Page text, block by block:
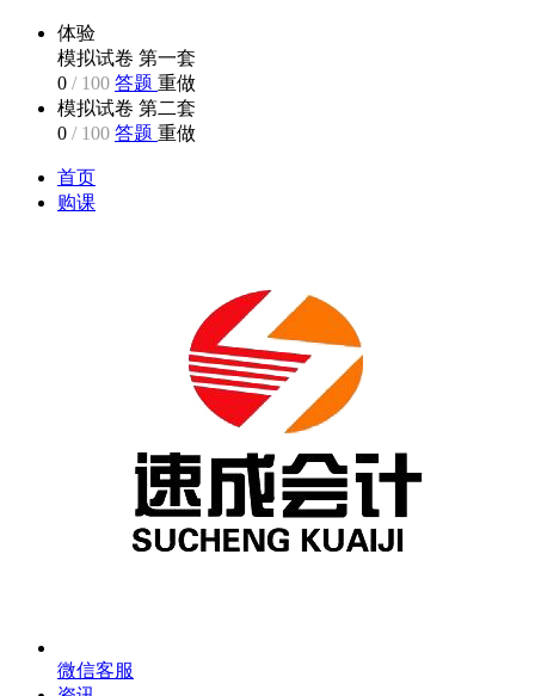
体验
模拟试卷 第一套
0 / 100 答题 重做
模拟试卷 第二套
0 / 100 答题 重做
首页
购课
微信客服